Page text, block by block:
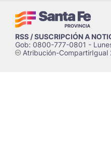
RSS / SUSCRIPCIÓN A
Gob: 0800-777-0801 -
cAtribución-CompartirIgual